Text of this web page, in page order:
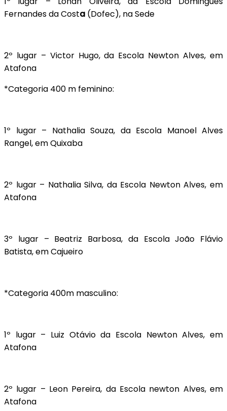
Fernandes da Costa (Dofec), na Sede
2º lugar – Victor Hugo, da Escola Newton Alves, em
Atafona
*Categoria 400 m feminino:
1º lugar – Nathalia Souza, da Escola Manoel Alves
Rangel, em Quixaba
2º lugar – Nathalia Silva, da Escola Newton Alves, em
Atafona
3º lugar – Beatriz Barbosa, da Escola João Flávio
Batista, em Cajueiro
*Categoria 400m masculino:
1º lugar – Luiz Otávio da Escola Newton Alves, em
Atafona
2º lugar – Leon Pereira, da Escola newton Alves, em
Atafona